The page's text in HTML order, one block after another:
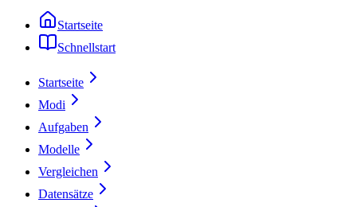
Startseite
Schnellstart
Startseite
Modi
Aufgaben
Modelle
Vergleichen
Datensätze